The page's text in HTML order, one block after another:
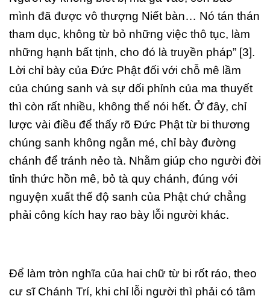
mình đã được vô thượng Niết bàn… Nó tán thán
tham dục, không từ bỏ những việc thô tục, làm
những hạnh bất tịnh, cho đó là truyền pháp” [3].
Lời chỉ bày của Đức Phật đối với chỗ mê lầm
của chúng sanh và sự dối phỉnh của ma thuyết
thì còn rất nhiều, không thể nói hết. Ở đây, chỉ
lược vài điều để thấy rõ Đức Phật từ bi thương
chúng sanh không ngằn mé, chỉ bày đường
chánh để tránh nẻo tà. Nhằm giúp cho người đời
tỉnh thức hồn mê, bỏ tà quy chánh, đúng với
nguyện xuất thế độ sanh của Phật chứ chẳng
phải công kích hay rao bày lỗi người khác.
Để làm tròn nghĩa của hai chữ từ bi rốt ráo, theo
cư sĩ Chánh Trí, khi chỉ lỗi người thì phải có tâm